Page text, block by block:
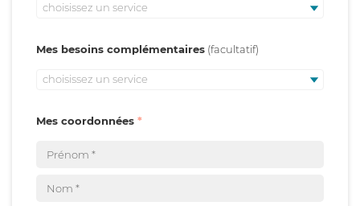
choisissez un service
Mes besoins complémentaires
choisissez un service
Mes coordonnées